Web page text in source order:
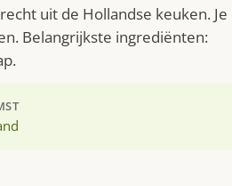
uit de Hollandse keuken. Je
Belangrijkste ingrediënten: